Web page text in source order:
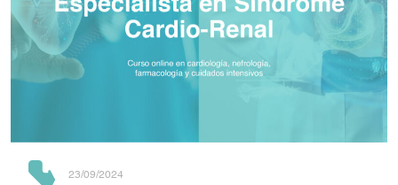
23/09/2024